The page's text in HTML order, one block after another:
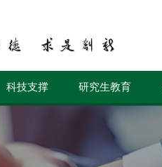
科技支撑 研究生教育